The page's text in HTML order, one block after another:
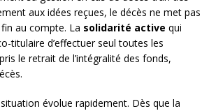
aux idées reçues, le décès ne met pas
au compte. La solidarité active qui
titulaire d’effectuer seul toutes les
le retrait de l’intégralité des fonds,
évolue rapidement. Dès que la